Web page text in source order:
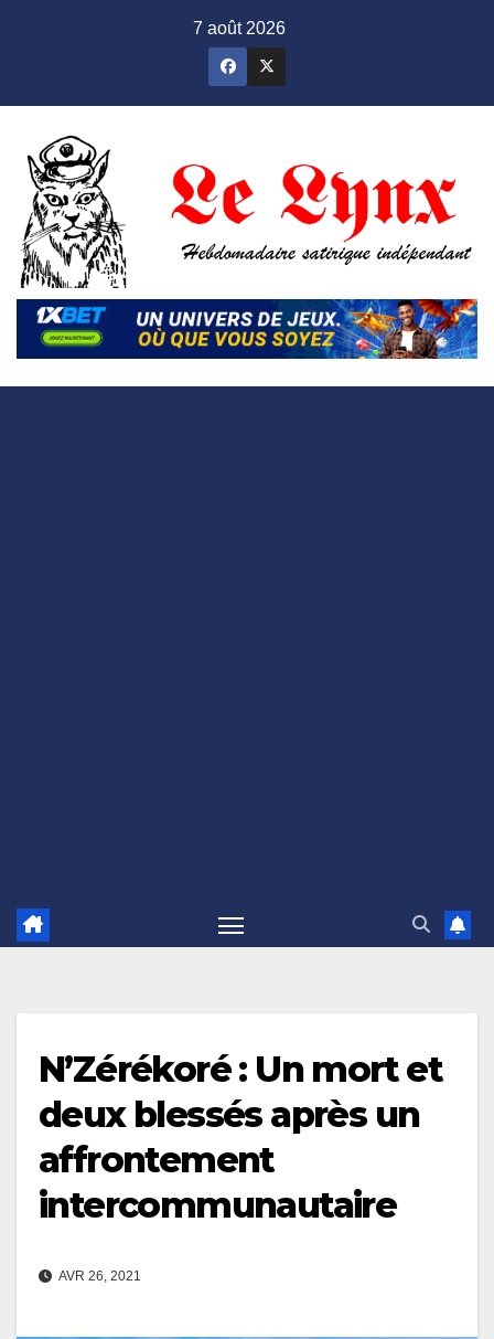
7 août 2026
N’Zérékoré : Un mort et
deux blessés après un
affrontement
intercommunautaire
AVR 26, 2021